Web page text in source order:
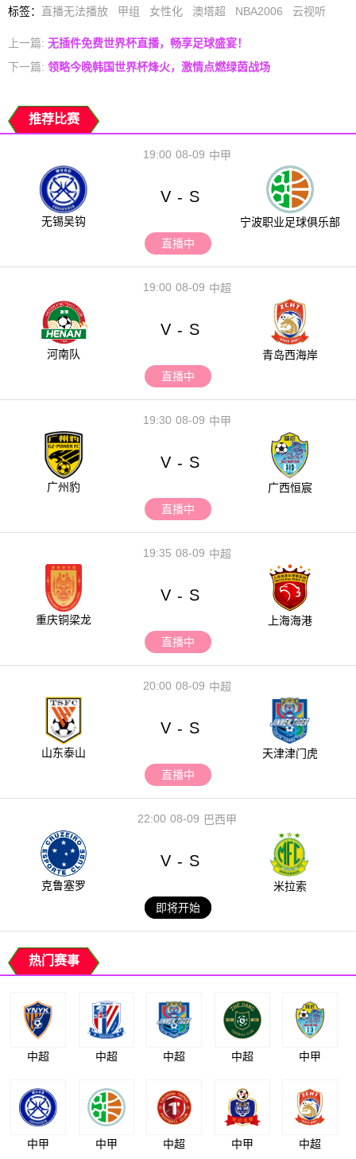
标签： 直播无法播放 甲组 女性化 澳塔超 NBA2006 云视听
上一篇: 无插件免费世界杯直播，畅享足球盛宴！
下一篇: 领略今晚韩国世界杯烽火，激情点燃绿茵战场
推荐比赛
08-09
19:00 中甲
无锡吴钩
V - S
宁波职业足球俱乐部
直播中
08-09
19:00 中超
河南队
V - S
青岛西海岸
直播中
08-09
19:30 中甲
广州豹
V - S
广西恒宸
直播中
08-09
19:35 中超
重庆铜梁龙
V - S
上海海港
直播中
08-09
20:00 中超
山东泰山
V - S
天津津门虎
直播中
08-09
22:00 巴西甲
克鲁塞罗
V - S
米拉索
即将开始
热门赛事
中超 中超 中超 中超 中甲
中甲 中甲 中超 中甲 中超